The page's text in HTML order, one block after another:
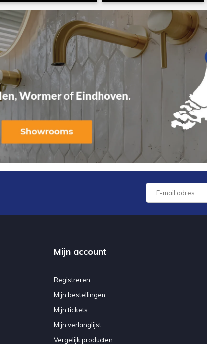
Mijn account
Registreren
Mijn bestellingen
Mijn tickets
Mijn verlanglijst
Vergelijk producten